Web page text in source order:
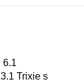
6.1
Trixie s